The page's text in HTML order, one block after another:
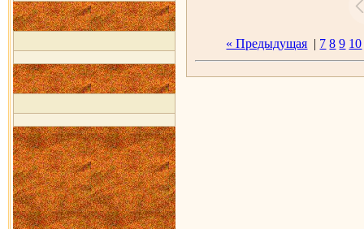
« Предыдущая | 7 8 9 10